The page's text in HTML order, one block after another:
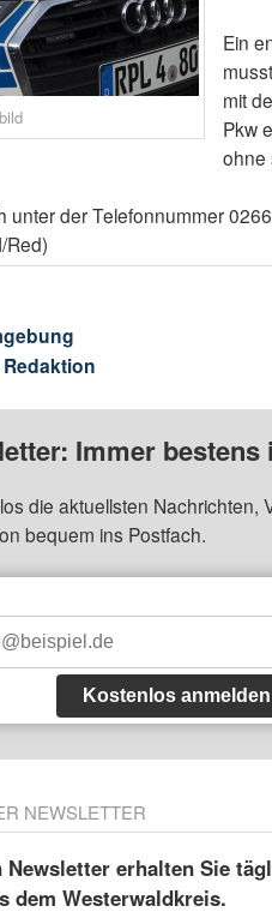
Ein
mit
Pkw
ohne
unter der Telefonnummer
Red)
Immer
die aktuellsten Nachrichten,
bequem ins Postfach.
Kostenlos anmelden
NEWSLETTER
erhalten Sie
dem Westerwaldkreis.